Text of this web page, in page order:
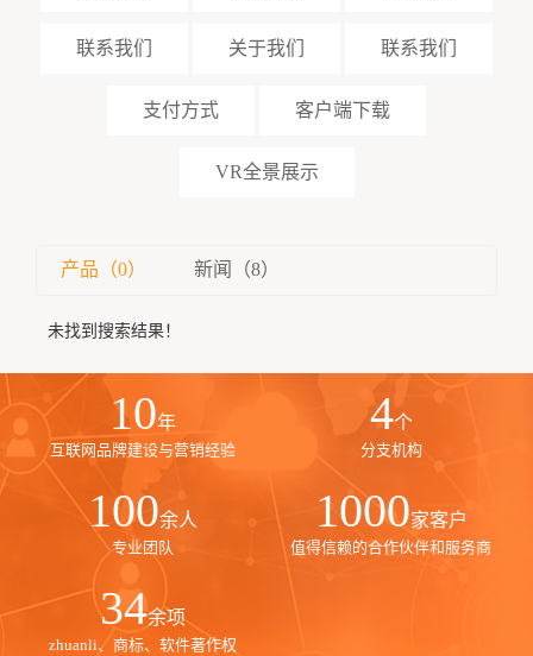
联系我们 关于我们 联系我们
支付方式 客户端下载
VR全景展示
产品（0） 新闻（8）
未找到搜索结果！
10年
互联网品牌建设与营销经验
4个
分支机构
100余人
专业团队
1000家客户
值得信赖的合作伙伴和服务商
35余项
zhuanli、商标、软件著作权